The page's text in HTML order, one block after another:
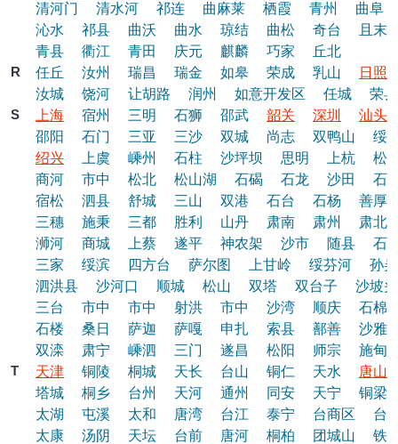
清河门
清水河 祁连 曲麻莱 栖霞 青州
曲阜
沁水
祁县 曲沃 曲水 琼结 曲松 奇台
且末
青县
衢江 青田 庆元 麒麟 巧家
丘北
R
任丘 汝州 瑞昌 瑞金 如皋 荣成 乳山
日照
汝城
饶河 让胡路 润州 如意开发区 任城
荣县
S
上海 宿州 三明 石狮 邵武 韶关 深圳
汕头
邵阳
石门 三亚 三沙 双城 尚志 双鸭山
绥
绍兴
上虞 嵊州 石柱 沙坪坝 思明 上杭
松
商河
市中 松北 松山湖 石碣 石龙 沙田
石
宿松
泗县 舒城 三山 双港 石台 石杨
善厚
三穗
施秉 三都 胜利 山丹 肃南 肃州
肃北
浉河
商城 上蔡 遂平 神农架 沙市 随县
石
三家
绥滨 四方台 萨尔图 上甘岭 绥芬河
孙吴
泗洪县
沙河口 顺城 松山 双塔 双台子
沙坡头
三台
市中 市中 射洪 市中 沙湾 顺庆
石棉
石楼
桑日 萨迦 萨嘎 申扎 索县 鄯善
沙雅
双滦
肃宁 嵊泗 三门 遂昌 松阳 师宗
施甸
T
天津 铜陵 桐城 天长 台山 铜仁 天水
唐山
塔城
桐乡 台州 天河 通州 同安 天宁
铜梁
太湖
屯溪 太和 唐湾 台江 泰宁 台商区
台
太康
汤阴 天坛 台前 唐河 桐柏 团城山
铁